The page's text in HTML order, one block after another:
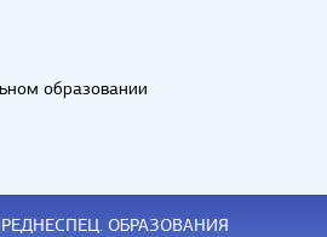
образовании
ОБРАЗОВАНИЯ